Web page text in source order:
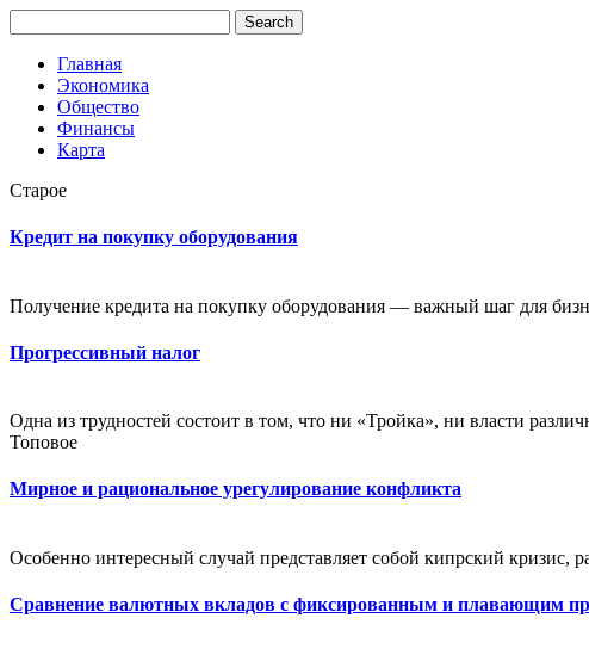
Главная
Экономика
Общество
Финансы
Карта
Старое
Кредит на покупку оборудования
Получение кредита на покупку оборудования — важный шаг для
Прогрессивный налог
Одна из трудностей состоит в том, что ни «Тройка», ни власти
Топовое
Мирное и рациональное урегулирование конфликта
Особенно интересный случай представляет собой кипрский кризис,
Сравнение валютных вкладов с фиксированным и плавающим